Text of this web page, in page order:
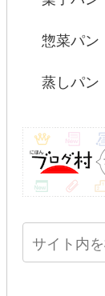
惣菜パン
蒸しパン